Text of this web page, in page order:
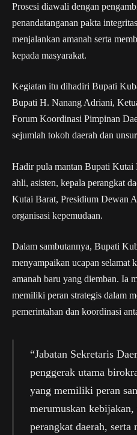
Prosesi diawali dengan
penandatanganan pakta
menjalankan amanah serta
kepada masyarakat.
Kegiatan itu dihadiri Bupati
Bupati H. Nanang Adriani,
Forum Koordinasi Pimpinan
sejumlah tokoh daerah dan
Hadir pula mantan Bupati Kutai
ahli, asisten, kepala perangkat
Kutai Barat, Presidium Dewan
organisasi kepemudaan.
Dalam sambutannya, Bupati
menyampaikan ucapan selamat
amanah baru yang diemban. Ia
memiliki peran strategis dalam
pemerintahan dan koordinasi
“Jabatan Sekretaris
penggerak utama
yang memiliki peran
merumuskan
perangkat daerah, serta